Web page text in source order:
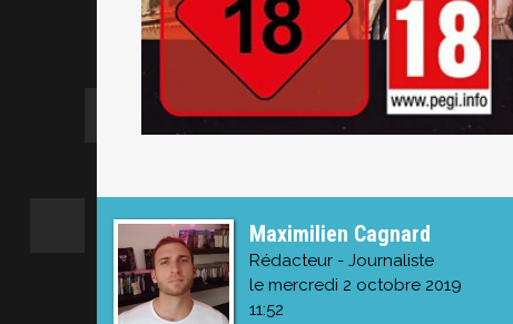
Maximilien Cagnard
Rédacteur - Journaliste
le mercredi 2 octobre 2019
11:52